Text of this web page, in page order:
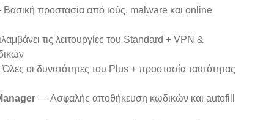
προστασία από ιούς, malware και online
τις λειτουργίες του Standard + VPN &
οι δυνατότητες του Plus + προστασία ταυτότητας
— Ασφαλής αποθήκευση κωδικών και autofill